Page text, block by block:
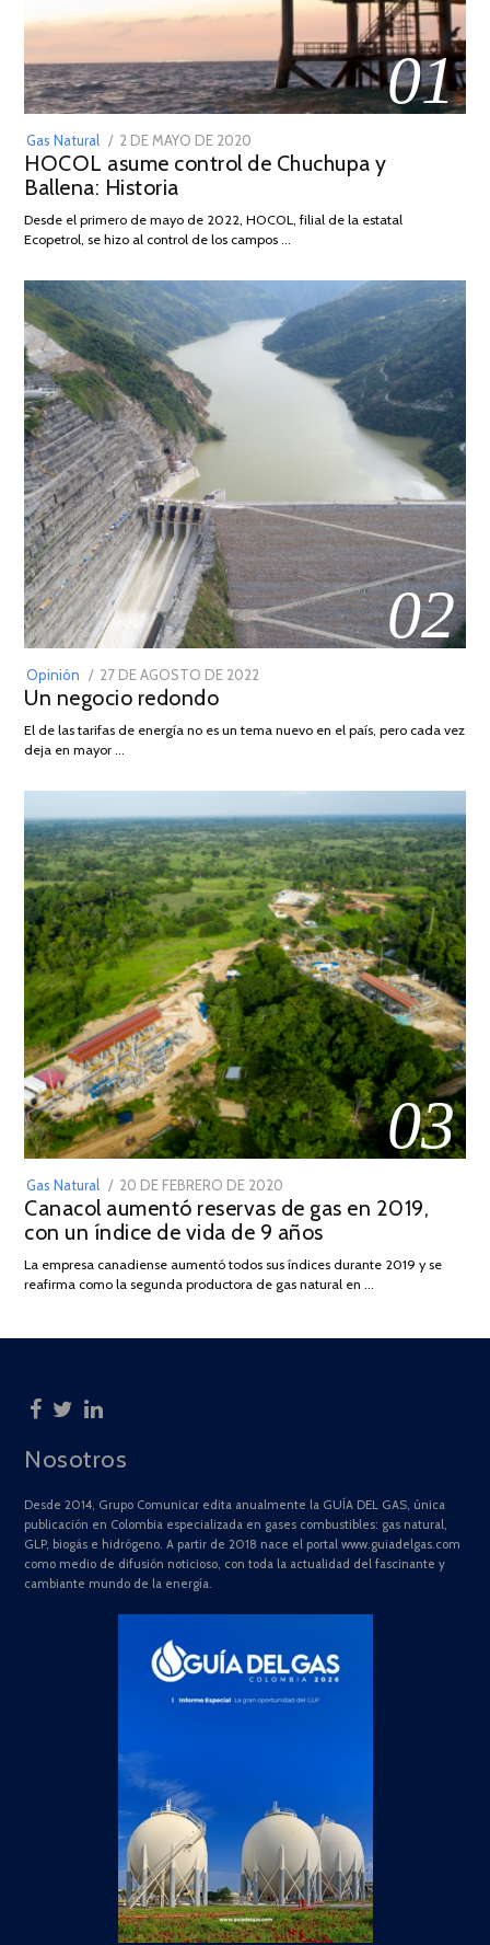
01
Gas Natural
POSTED
ON
2 DE MAYO DE 2020
DE
2026
HOCOL asume control de Chuchupa y
Ballena: Historia
Desde el primero de mayo de 2022, HOCOL, filial de la estatal
Ecopetrol, se hizo al control de los campos …
02
Opinión
POSTED
ON
27 DE AGOSTO DE 2022
DE
Un negocio redondo
El de las tarifas de energía no es un tema nuevo en el país, pero cada vez
deja en mayor …
03
Gas Natural
POSTED
ON
20 DE FEBRERO DE 2020
DE
JULIO
2025
Canacol aumentó reservas de gas en 2019,
con un índice de vida de 9 años
La empresa canadiense aumentó todos sus índices durante 2019 y se
reafirma como la segunda productora de gas natural en …
Nosotros
Desde 2014, Grupo Comunicar edita anualmente la GUÍA DEL GAS, única
publicación en Colombia especializada en gases combustibles: gas natural,
GLP, biogás e hidrógeno. A partir de 2018 nace el portal www.guiadelgas.com
como medio de difusión noticioso, con toda la actualidad del fascinante y
cambiante mundo de la energía.